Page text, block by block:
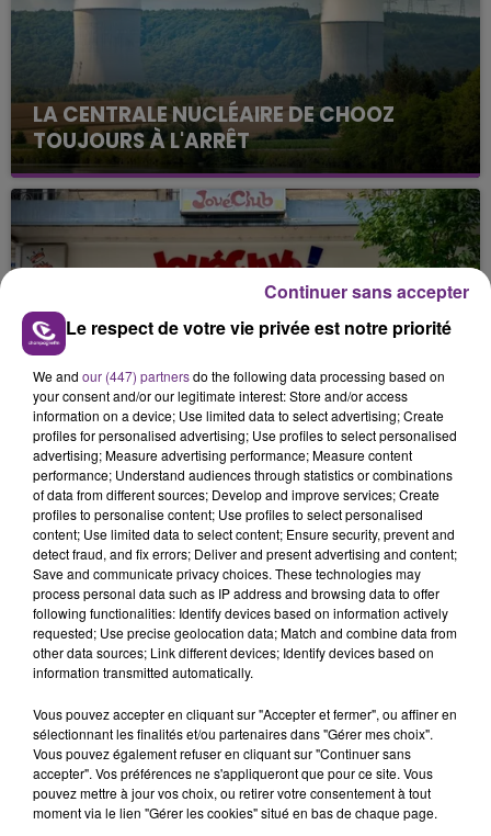
LA CENTRALE NUCLÉAIRE DE CHOOZ
TOUJOURS À L'ARRÊT
Cela fait déjà une semaine que la centrale
nucléaire ardennaise est à l'arrêt. Une situation
justifiée par la sécheresse intense qui est toujours
présente.
LE MAGASIN JOUÉCLUB DE REIMS FERME
SES PORTES
C'était l'une des institutions du centre-ville
rémois. Le magasin JouéClub est contraint de
fermer ses portes.
TITRES DIFFUSÉS
8h44
8h44
DJ SNAKE FEAT. JUSTIN BIEBER
Let Me Love You
8h40
8h40
MYLES SMITH & NIALL HORAN
Drive Safe
Le respect de votre vie privée est notre priorité
We and our (447) partnersdo the following data processing based on
your consent and/or our legitimate interest: Store and/or access
information on a device; Use limited data to select advertising; Create
profiles for personalised advertising; Use profiles to select personalised
advertising; Measure advertising performance; Measure content
performance; Understand audiences through statistics or combinations
of data from different sources; Develop and improve services; Create
profiles to personalise content; Use profiles to select personalised
content; Use limited data to select content; Ensure security, prevent and
detect fraud, and fix errors; Deliver and present advertising and content;
Save and communicate privacy choices. These technologies may
process personal data such as IP address and browsing data to offer
following functionalities: Identify devices based on information actively
requested; Use precise geolocation data; Match and combine data from
other data sources; Link different devices; Identify devices based on
information transmitted automatically.
Vous pouvez accepter en cliquant sur "Accepter et fermer", ou affiner en
sélectionnant les finalités et/ou partenaires dans "Gérer mes choix".
Vous pouvez également refuser en cliquant sur "Continuer sans
accepter". Vos préférences ne s'appliqueront que pour ce site. Vous
pouvez mettre à jour vos choix, ou retirer votre consentement à tout
moment via le lien "Gérer les cookies" situé en bas de chaque page.
Continuer sans accepter